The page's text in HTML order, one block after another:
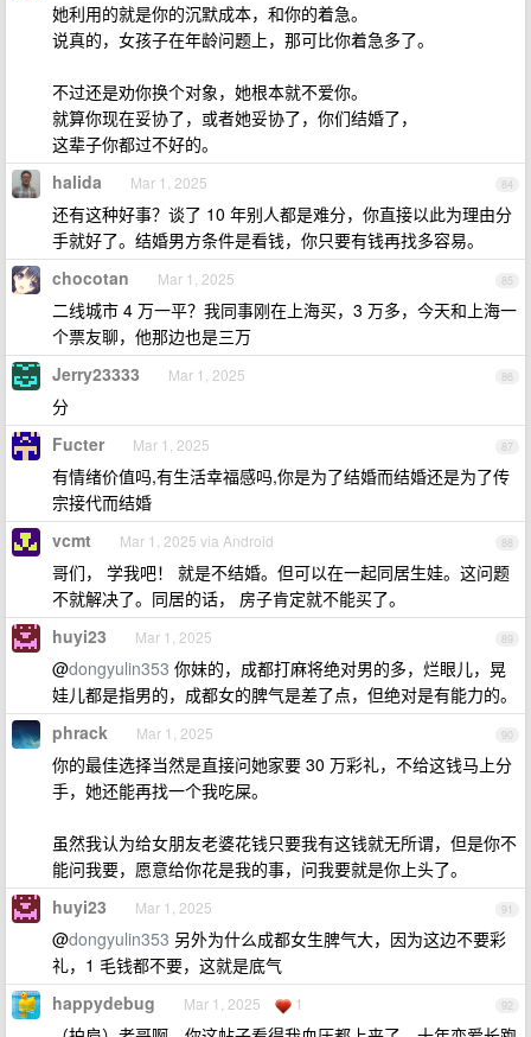
她利用的就是你的沉默成本，和你的着急。
说真的，女孩子在年龄问题上，那可比你着急多了。
不过还是劝你换个对象，她根本就不爱你。
就算你现在妥协了，或者她妥协了，你们结婚了，
这辈子你都过不好的。
84
halida Mar 1, 2025
还有这种好事？谈了 10 年别人都是难分，你直接以此为理由分
手就好了。结婚男方条件是看钱，你只要有钱再找多容易。
85
chocotan Mar 1, 2025
二线城市 4 万一平？我同事刚在上海买，3 万多，今天和上海一
个票友聊，他那边也是三万
86
Jerry23333 Mar 1, 2025
分
87
Fucter Mar 1, 2025
有情绪价值吗,有生活幸福感吗,你是为了结婚而结婚还是为了传
宗接代而结婚
88
vcmt Mar 1, 2025 via Android
哥们， 学我吧！ 就是不结婚。但可以在一起同居生娃。这问题
不就解决了。同居的话， 房子肯定就不能买了。
89
huyi23 Mar 1, 2025
@dongyulin353 你妹的，成都打麻将绝对男的多，烂眼儿，晃
娃儿都是指男的，成都女的脾气是差了点，但绝对是有能力的。
90
phrack Mar 1, 2025
你的最佳选择当然是直接问她家要 30 万彩礼，不给这钱马上分
手，她还能再找一个我吃屎。
虽然我认为给女朋友老婆花钱只要我有这钱就无所谓，但是你不
能问我要，愿意给你花是我的事，问我要就是你上头了。
91
huyi23 Mar 1, 2025
@dongyulin353 另外为什么成都女生脾气大，因为这边不要彩
礼，1 毛钱都不要，这就是底气
92
happydebug Mar 1, 2025 1